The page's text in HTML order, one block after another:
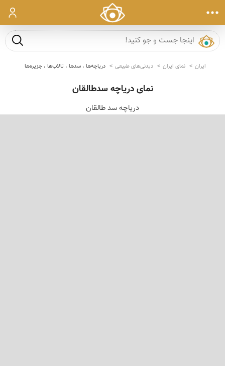
ورود
جست و
ایران نمای ایران دیدنی‌های طبیعی دریاچه‌ها ، سدها ، تالاب‌ها ، جزیره‌ها
نمای دریاچه سدطالقان
دریاچه سد طالقان